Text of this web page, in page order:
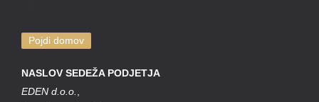
Pojdi domov
NASLOV SEDEŽA PODJETJA
EDEN d.o.o.